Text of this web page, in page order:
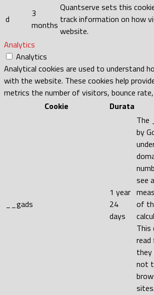
d
3
months
Quantserve sets this
track information on how
website.
Analytics
Analytics
Analytical cookies are used to understand
with the website. These cookies help
metrics the number of visitors, bounce
Cookie
Durata
__gads
1 year
24
days
The
by
see
of
This
they
not
sites.